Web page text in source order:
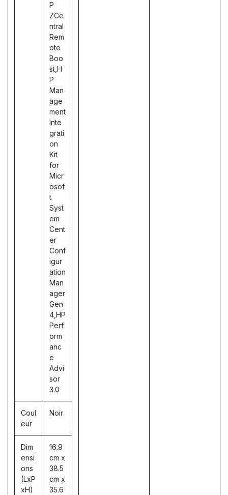
P
ZCe
ntral
Rem
ote
Boo
st,H
P
Man
age
ment
Inte
grati
on
Kit
for
Micr
osof
t
Syst
em
Cent
er
Conf
igur
ation
Man
ager
Gen
4,HP
Perf
orm
anc
e
Advi
sor
3.0
Coul
eur
Noir
Dim
ensi
ons
(LxP
xH)
16.9
cm x
38.5
cm x
35.6